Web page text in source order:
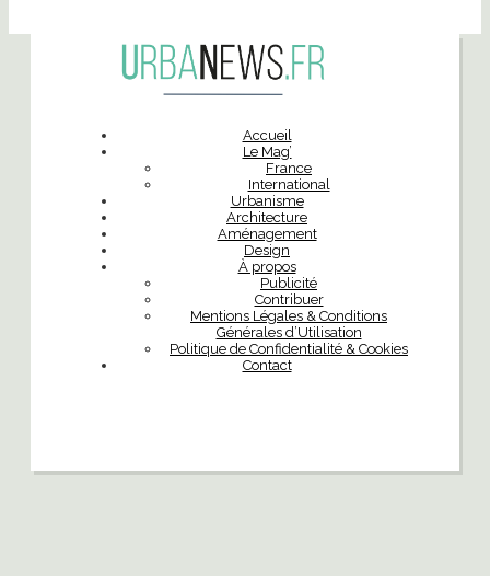
Accueil
Le Mag’
France
International
Urbanisme
Architecture
Aménagement
Design
À propos
Publicité
Contribuer
Mentions Légales & Conditions
Générales d’Utilisation
Politique de Confidentialité & Cookies
Contact